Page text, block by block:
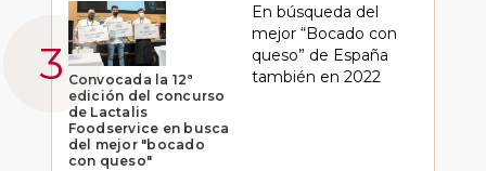
Convocada la 12ª
edición del concurso
de Lactalis
Foodservice en busca
del mejor "bocado
con queso"
En búsqueda del
mejor “Bocado con
queso” de España
también en 2022